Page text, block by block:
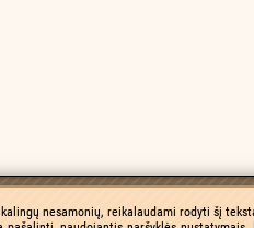
nesamonių, reikalaudami rodyti šį